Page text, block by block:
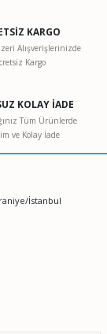
KARGO
Alışverişlerinizde
Kargo
KOLAY İADE
Tüm Ürünlerde
ve Kolay İade
İstanbul